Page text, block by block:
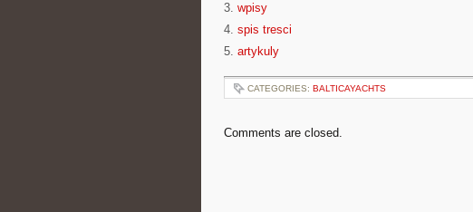
3. wpisy
4. spis tresci
5. artykuly
CATEGORIES: BALTICAYACHTS
Comments are closed.